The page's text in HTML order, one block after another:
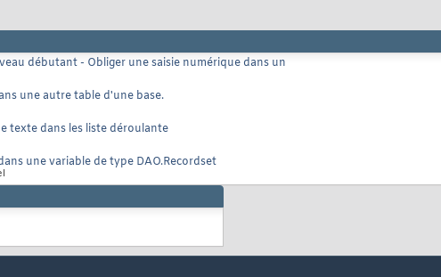
débutant - Obliger une saisie numérique dans un
une autre table d'une base.
texte dans les liste déroulante
une variable de type DAO.Recordset